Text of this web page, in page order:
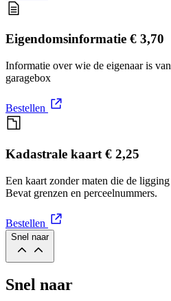
Eigendomsinformatie € 3,70
Informatie over wie de eigenaar is
garagebox
Bestellen
Kadastrale kaart € 2,25
Een kaart zonder maten die de
Bevat grenzen en perceelnummers.
Bestellen
Snel naar
Snel naar